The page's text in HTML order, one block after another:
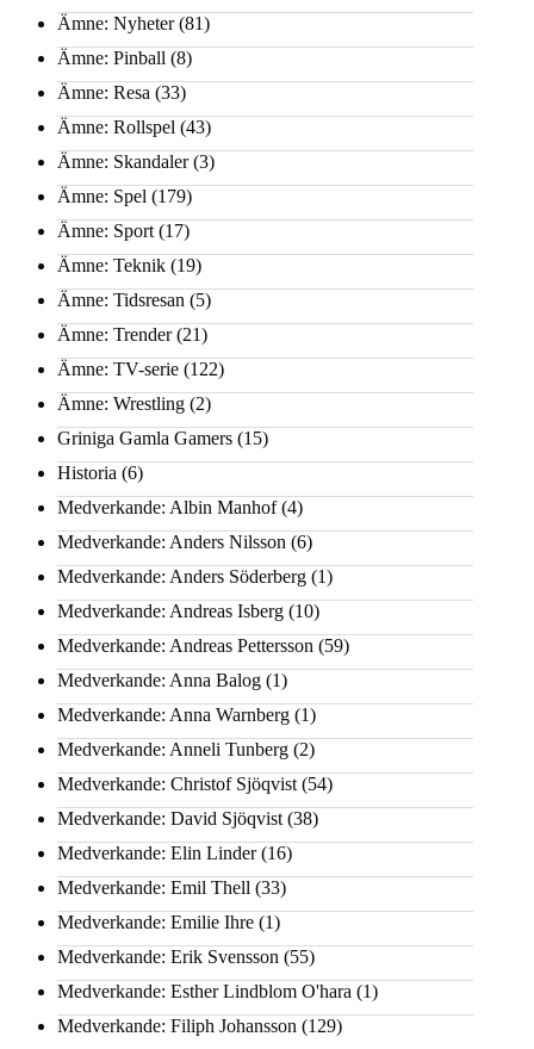
Ämne: Nyheter(81)
Ämne: Pinball (8)
Ämne: Resa (33)
Ämne: Rollspel (43)
Ämne: Skandaler(3)
Ämne: Spel (179)
Ämne: Sport (17)
Ämne: Teknik (19)
Ämne: Tidsresan (5)
Ämne: Trender(21)
Ämne: TV-serie (122)
Ämne: Wrestling (2)
Griniga Gamla Gamers (15)
Historia (6)
Medverkande: Albin Manhof(4)
Medverkande: Anders Nilsson (6)
Medverkande: Anders Söderberg (1)
Medverkande: Andreas Isberg (10)
Medverkande: Andreas Pettersson (59)
Medverkande: Anna Balog (1)
Medverkande: Anna Warnberg (1)
Medverkande: Anneli Tunberg (2)
Medverkande: Christof Sjöqvist (54)
Medverkande: David Sjöqvist (38)
Medverkande: Elin Linder(16)
Medverkande: Emil Thell (33)
Medverkande: Emilie Ihre (1)
Medverkande: Erik Svensson (55)
Medverkande: Esther Lindblom O'hara (1)
Medverkande: Filiph Johansson (129)